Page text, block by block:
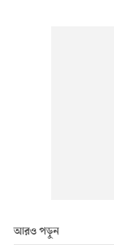
আরও পড়ুন